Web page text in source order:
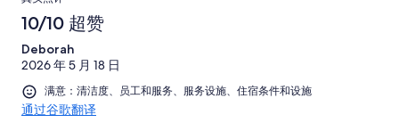
10/10 超赞
Deborah
2026 年 5 月 18 日
满意：清洁度、员工和服务、服务设施、住宿条件和设施
通过谷歌翻译